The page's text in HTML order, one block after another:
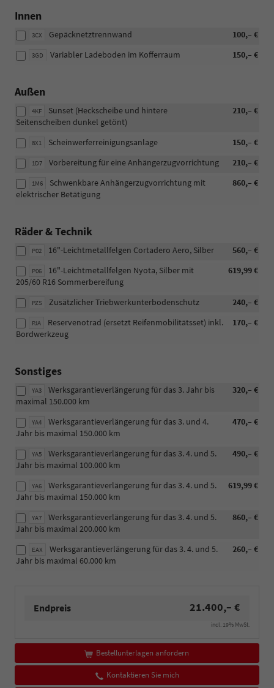
Innen
3CX 100,– €
Gepäcknetztrennwand
3GD 150,– €
Variabler Ladeboden im Kofferraum
Außen
4KF 210,– €
Sunset (Heckscheibe und hintere
Seitenscheiben dunkel getönt)
8X1 150,– €
Scheinwerferreinigungsanlage
1D7 210,– €
Vorbereitung für eine Anhängerzugvorrichtung
1M6 860,– €
Schwenkbare Anhängerzugvorrichtung mit
elektrischer Betätigung
Räder & Technik
P02 560,– €
16"-Leichtmetallfelgen Cortadero Aero, Silber
P06 619,99 €
16"-Leichtmetallfelgen Nyota, Silber mit
205/60 R16 Sommerbereifung
PZS 240,– €
Zusätzlicher Triebwerkunterbodenschutz
PJA 170,– €
Reservenotrad (ersetzt Reifenmobilitätsset) inkl.
Bordwerkzeug
Sonstiges
YA3 320,– €
Werksgarantieverlängerung für das 3. Jahr bis
maximal 150.000 km
YA4 470,– €
Werksgarantieverlängerung für das 3. und 4.
Jahr bis maximal 150.000 km
YA5 490,– €
Werksgarantieverlängerung für das 3. 4. und 5.
Jahr bis maximal 100.000 km
YA6 619,99 €
Werksgarantieverlängerung für das 3. 4. und 5.
Jahr bis maximal 150.000 km
YA7 860,– €
Werksgarantieverlängerung für das 3. 4. und 5.
Jahr bis maximal 200.000 km
EAX 260,– €
Werksgarantieverlängerung für das 3. 4. und 5.
Jahr bis maximal 60.000 km
Endpreis 21.400,– €
incl. 19% MwSt.
Bestellunterlagen anfordern
Kontaktieren Sie mich